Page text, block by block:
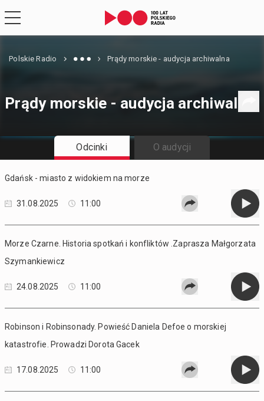
Polskie Radio Prądy morskie - audycja archiwalna
Prądy morskie - audycja archiwalna
Odcinki O audycji
Gdańsk - miasto z widokiem na morze
31.08.2025 11:00
Morze Czarne. Historia spotkań i konfliktów .Zaprasza Małgorzata
Szymankiewicz
24.08.2025 11:00
Robinson i Robinsonady. Powieść Daniela Defoe o morskiej
katastrofie. Prowadzi Dorota Gacek
17.08.2025 11:00